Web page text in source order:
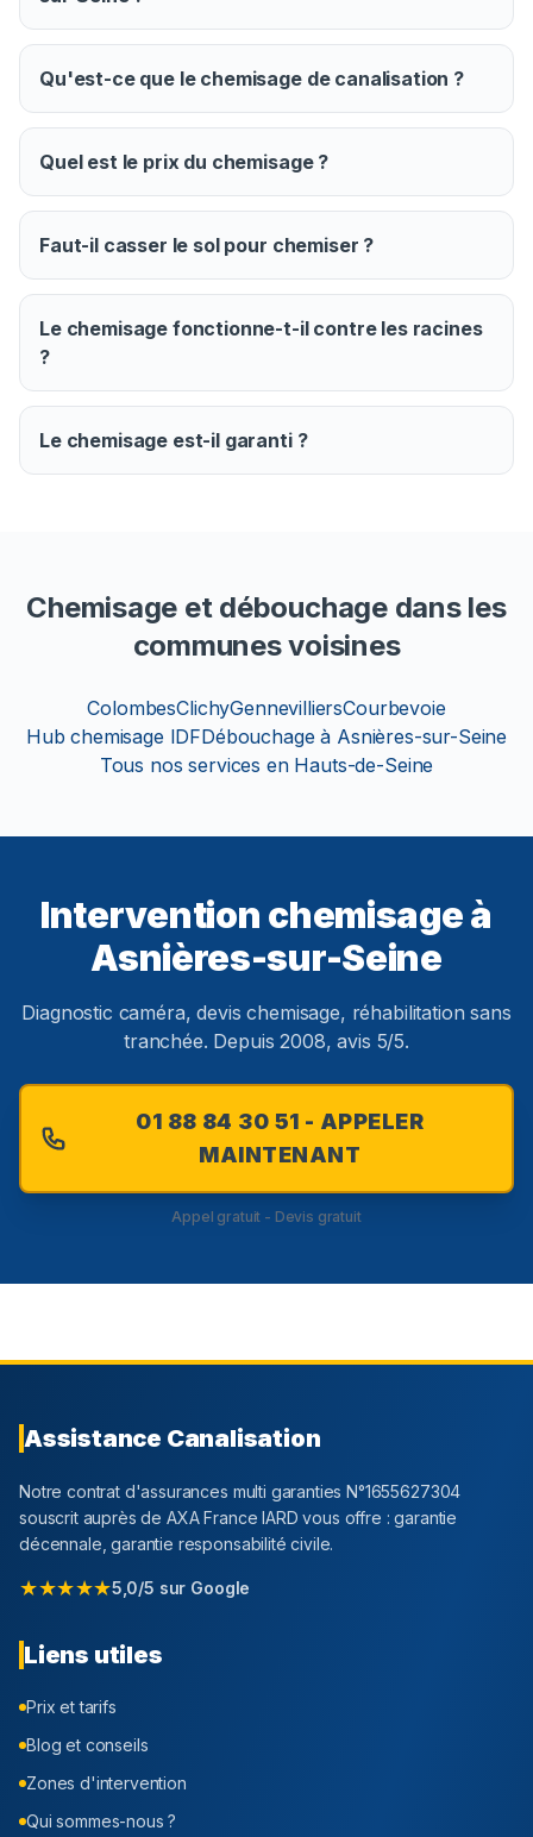
Qu'est-ce que le chemisage de canalisation ?
Quel est le prix du chemisage ?
Faut-il casser le sol pour chemiser ?
Le chemisage fonctionne-t-il contre les racines
?
Le chemisage est-il garanti ?
Chemisage et débouchage dans les
communes voisines
ColombesClichyGennevilliersCourbevoie
Hub chemisage IDFDébouchage à Asnières-sur-Seine
Tous nos services en Hauts-de-Seine
Intervention chemisage à
Asnières-sur-Seine
Diagnostic caméra, devis chemisage, réhabilitation sans
tranchée. Depuis 2008, avis 5/5.
01 88 84 30 51 - APPELER
MAINTENANT
Appel gratuit - Devis gratuit
Assistance Canalisation
Notre contrat d'assurances multi garanties N°1655627304
souscrit auprès de AXA France IARD vous offre : garantie
décennale, garantie responsabilité civile.
★★★★★5,0/5 sur Google
Liens utiles
Prix et tarifs
Blog et conseils
Zones d'intervention
Qui sommes-nous ?